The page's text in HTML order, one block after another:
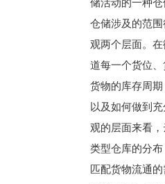
储活动的一种
仓储涉及的范
观两个层面。
道每一个货位
货物的库存周
以及如何做到
观的层面来看
类型仓库的分
匹配货物流通